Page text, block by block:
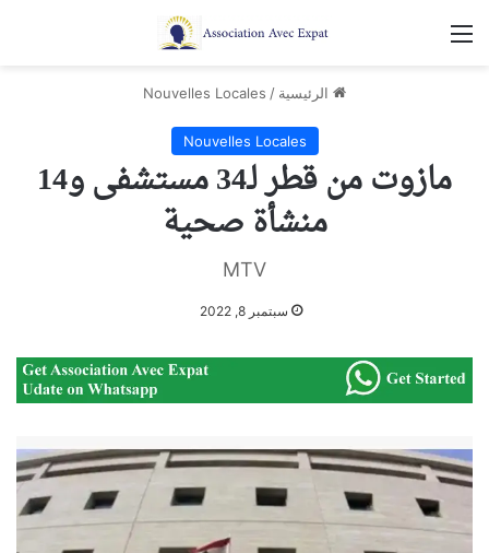
القائمة
الرئيسية /
Nouvelles Locales
Nouvelles Locales
مازوت من قطر لـ34 مستشفى و14
منشأة صحية
MTV
سبتمبر 8, 2022